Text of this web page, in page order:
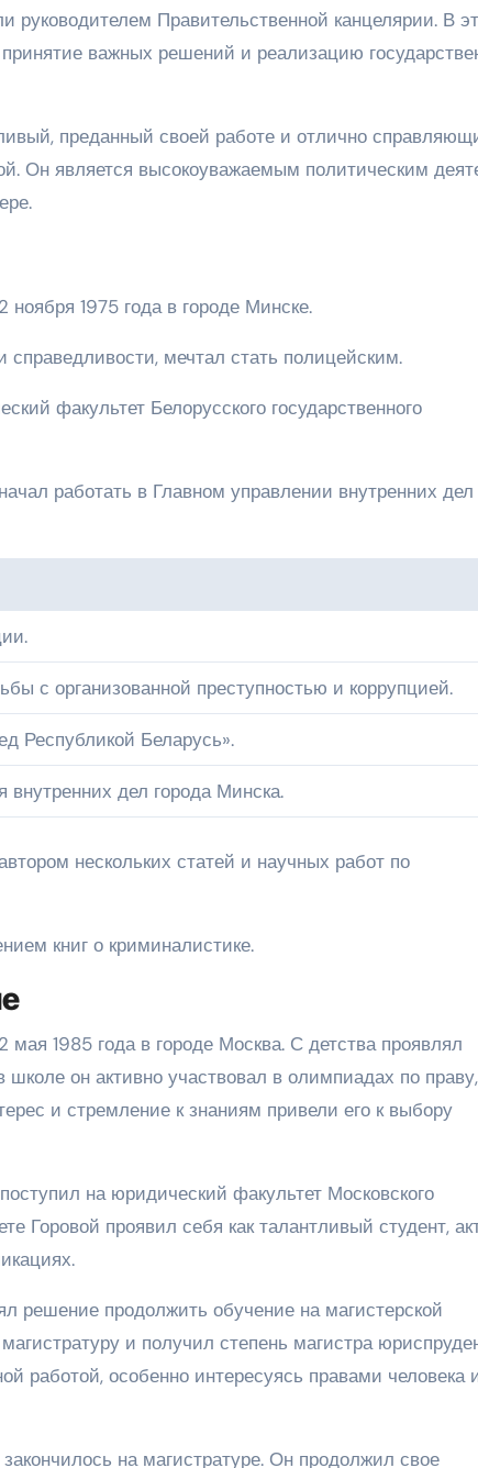
руководителем Правительственной канцелярии. В
важных решений и реализацию
преданный своей работе и отлично
Он является высокоуважаемым политическим
1975 года в городе Минске.
справедливости, мечтал стать полицейским.
факультет Белорусского государственного
работать в Главном управлении внутренних дел
с организованной преступностью и коррупцией.
Республикой Беларусь».
дел города Минска.
нескольких статей и научных работ по
книг о криминалистике.
1985 года в городе Москва. С детства проявлял
он активно участвовал в олимпиадах по праву,
и стремление к знаниям привели его к выбору
на юридический факультет Московского
Горовой проявил себя как талантливый студент,
решение продолжить обучение на магистерской
и получил степень магистра
работой, особенно интересуясь правами человека
на магистратуре. Он продолжил свое